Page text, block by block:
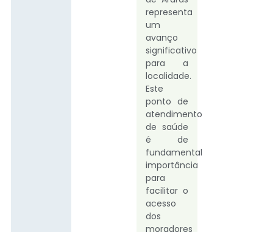
representa
um
avanço
significativo
para a
localidade.
Este
ponto de
atendimento
de saúde
é de
fundamental
importância
para
facilitar o
acesso
dos
moradores